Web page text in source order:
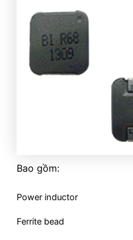
Bao gồm:
Power inductor
Ferrite bead